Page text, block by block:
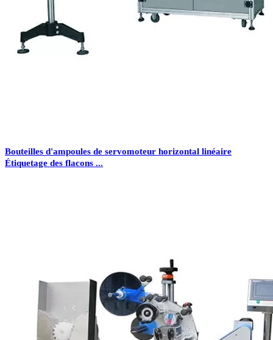
Bouteilles d'ampoules de servomoteur horizontal linéaire
Étiquetage des flacons ...